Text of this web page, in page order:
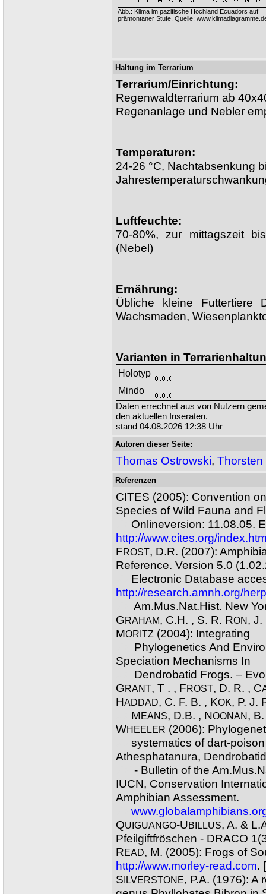
Abb.: Klima im pazifische Hochland Ecuadors auf
prämontaner Stufe. Quelle:
Haltung im Terrarium
Terrarium/Einrichtung:
Regenwaldterrarium ab
Regenanlage und Nebler
Temperaturen:
24-26 °C, Nachtabsenkung
Luftfeuchte:
70-80%, zur mittagszeit
(Nebel)
Ernährung:
Übliche kleine Futtertiere
Wachsmaden,
Varianten in
Holotyp
Mindo
Daten errechnet aus von Nutzern
den aktuellen Inseraten.
stand 04.08.2026 12:38 Uhr
Autoren dieser Seite:
Thomas Ostrowski, Thorsten
Referenzen
CITES (2005): Convention
Species of Wild Fauna and
Onlineversion: 11.08.05.
http://www.cites.org/
FROST, D.R. (2007):
Reference. Version 5.0
Electronic Database
http://research.amnh.org/
Am.Mus.Nat.Hist. New
GRAHAM, C.H. , S. R. RON , J.
MORITZ (2004): Integrating
Phylogenetics And
Speciation Mechanisms In
Dendrobatid Frogs. –
GRANT, T . , FROST, D. R. , C
HADDAD, C. F. B. , KOK, P. J.
MEANS, D.B. , NOONAN ,
WHEELER (2006):
systematics of dart-
Athesphatanura,
- Bulletin of the
IUCN, Conservation
Amphibian Assessment.
QUIGUANGO-UBILLUS, A. &
Pfeilgiftfröschen - DRACO
READ, M. (2005): Frogs of
http://www.morley-read.com.
S ILVERSTONE, P.A. (1976): A